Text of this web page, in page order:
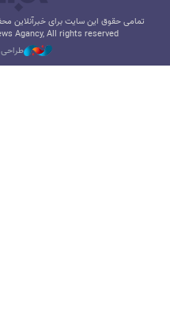
تمامی حقوق این سایت برای خبرآنلاین
Agancy, All rights reserved
طراحی